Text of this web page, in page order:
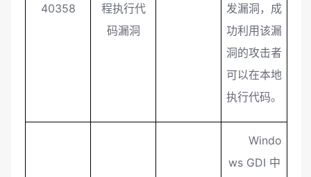
40358
程执行代
码漏洞
发漏洞，成
功利用该漏
洞的攻击者
可以在本地
执行代码。
Windo
ws GDI 中